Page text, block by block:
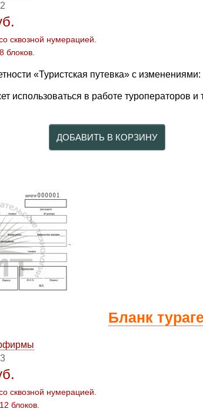
сквозной нумерацией.
блоков.
«Туристская путевка» с
использоваться в работе туроператоров
Бланк
сквозной нумерацией.
блоков.